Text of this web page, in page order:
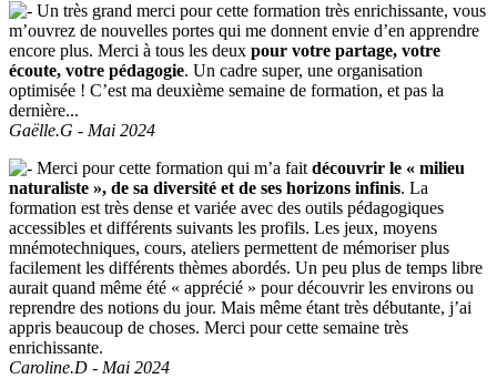
Un très grand merci pour cette formation très enrichissante, vous
m’ouvrez de nouvelles portes qui me donnent envie d’en apprendre
encore plus. Merci à tous les deux pour votre partage, votre
écoute, votre pédagogie. Un cadre super, une organisation
optimisée ! C’est ma deuxième semaine de formation, et pas la
dernière...
Gaëlle.G - Mai 2024
Merci pour cette formation qui m’a fait découvrir le « milieu
naturaliste », de sa diversité et de ses horizons infinis. La
formation est très dense et variée avec des outils pédagogiques
accessibles et différents suivants les profils. Les jeux, moyens
mnémotechniques, cours, ateliers permettent de mémoriser plus
facilement les différents thèmes abordés. Un peu plus de temps libre
aurait quand même été « apprécié » pour découvrir les environs ou
reprendre des notions du jour. Mais même étant très débutante, j’ai
appris beaucoup de choses. Merci pour cette semaine très
enrichissante.
Caroline.D - Mai 2024